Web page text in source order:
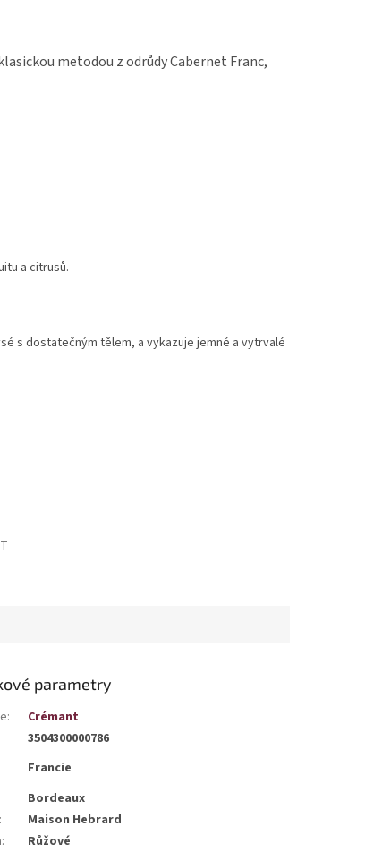
metodou z odrůdy Cabernet Franc,
a citrusů.
s dostatečným tělem, a vykazuje jemné a vytrvalé
parametry
:
Crémant
3504300000786
Francie
Bordeaux
:
Maison Hebrard
:
Růžové